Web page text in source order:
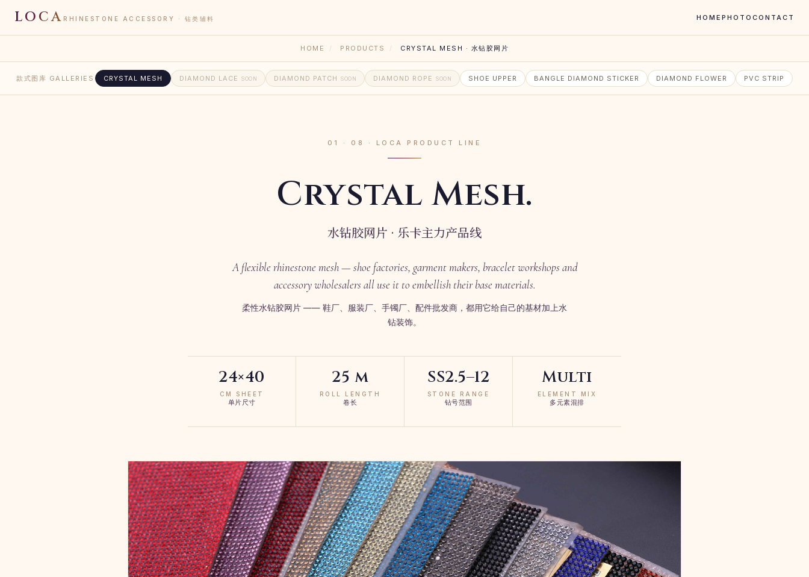
LOCA RHINESTONE ACCESSORY · 钻类辅料 HOME PHOTO CONTACT
HOME / PRODUCTS / CRYSTAL MESH · 水钻胶网片
款式图库 GALLERIES CRYSTAL MESH DIAMOND LACE SOON DIAMOND PATCH SOON DIAMOND ROPE SOON SHOE UPPER BANGLE DIAMOND STICKER DIAMOND FLOWER PVC STRIP
01 · 08 · LOCA PRODUCT LINE
Crystal Mesh.
水钻胶网片 · 乐卡主力产品线
A flexible rhinestone mesh — shoe factories, garment makers, bracelet workshops and
accessory wholesalers all use it to embellish their base materials.
柔性水钻胶网片 —— 鞋厂、服装厂、手镯厂、配件批发商，都用它给自己的基材加上水
钻装饰。
24×40
CM SHEET
单片尺寸
25 m
ROLL LENGTH
卷长
SS2.5–12
STONE RANGE
钻号范围
Multi
ELEMENT MIX
多元素混排